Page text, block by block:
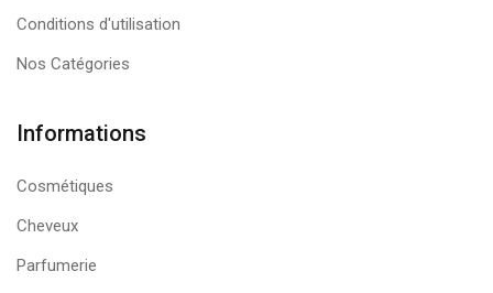
Conditions d'utilisation
Nos Catégories
Informations
Cosmétiques
Cheveux
Parfumerie